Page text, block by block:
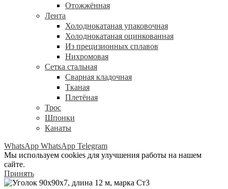
Отожжённая
Лента
Холоднокатаная упаковочная
Холоднокатаная оцинкованная
Из прецизионных сплавов
Нихромовая
Сетка стальная
Сварная кладочная
Тканая
Плетёная
Трос
Шпонки
Канаты
WhatsApp WhatsApp Telegram
Мы используем cookies для улучшения работы на нашем
сайте.
Принять